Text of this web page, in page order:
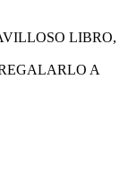
LIBRO,
A